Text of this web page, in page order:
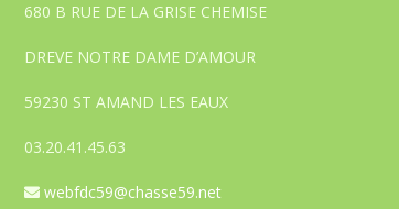
680 B RUE DE LA GRISE CHEMISE
DREVE NOTRE DAME D’AMOUR
59230 ST AMAND LES EAUX
03.20.41.45.63
webfdc59@chasse59.net